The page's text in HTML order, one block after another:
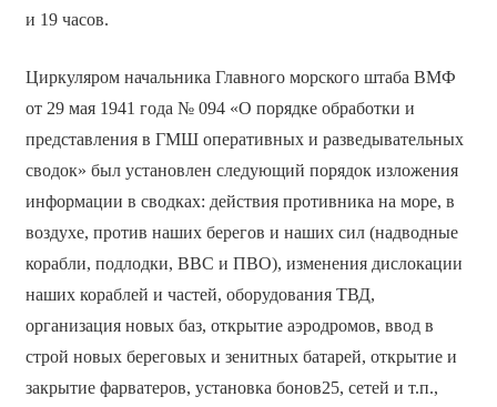
и 19 часов.
Циркуляром начальника Главного морского штаба ВМФ
от 29 мая 1941 года № 094 «О порядке обработки и
представления в ГМШ оперативных и разведывательных
сводок» был установлен следующий порядок изложения
информации в сводках: действия противника на море, в
воздухе, против наших берегов и наших сил (надводные
корабли, подлодки, ВВС и ПВО), изменения дислокации
наших кораблей и частей, оборудования ТВД,
организация новых баз, открытие аэродромов, ввод в
строй новых береговых и зенитных батарей, открытие и
закрытие фарватеров, установка бонов25, сетей и т.п.,